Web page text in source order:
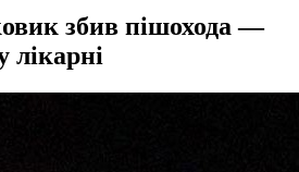
збив пішохода —
лікарні